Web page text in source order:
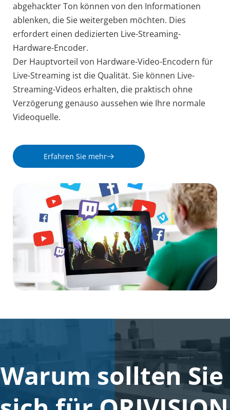
abgehackter Ton können von den Informationen
ablenken, die Sie weitergeben möchten. Dies
erfordert einen dedizierten Live-Streaming-
Hardware-Encoder.
Der Hauptvorteil von Hardware-Video-Encodern für
Live-Streaming ist die Qualität. Sie können Live-
Streaming-Videos erhalten, die praktisch ohne
Verzögerung genauso aussehen wie Ihre normale
Videoquelle.
Erfahren Sie mehr
Warum sollten Sie